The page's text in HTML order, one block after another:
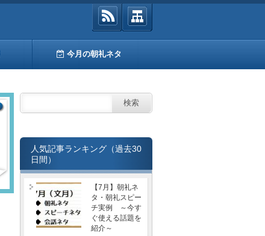
今月の朝礼ネタ
人気記事ランキング（過去30
日間）
【7月】朝礼ネ
タ・朝礼スピー
チ実例 ～今す
ぐ使える話題を
紹介～